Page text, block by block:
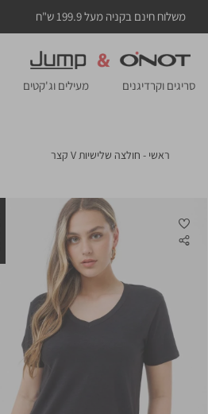
משלוח חינם בקניה מעל 199.9 ש"ח
סריגים וקרדיגנים מעילים וג'קטים
ראשי ראשי
חולצה שלישיות V קצר
חולצה